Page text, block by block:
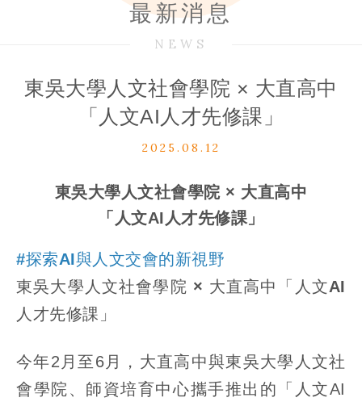
最新消息
NEWS
東吳大學人文社會學院 × 大直高中
「人文AI人才先修課」
2025.08.12
東吳大學人文社會學院 × 大直高中
「人文AI人才先修課」
#探索AI與人文交會的新視野
東吳大學人文社會學院 × 大直高中「人文AI
人才先修課」
今年2月至6月，大直高中與東吳大學人文社
會學院、師資培育中心攜手推出的「人文AI